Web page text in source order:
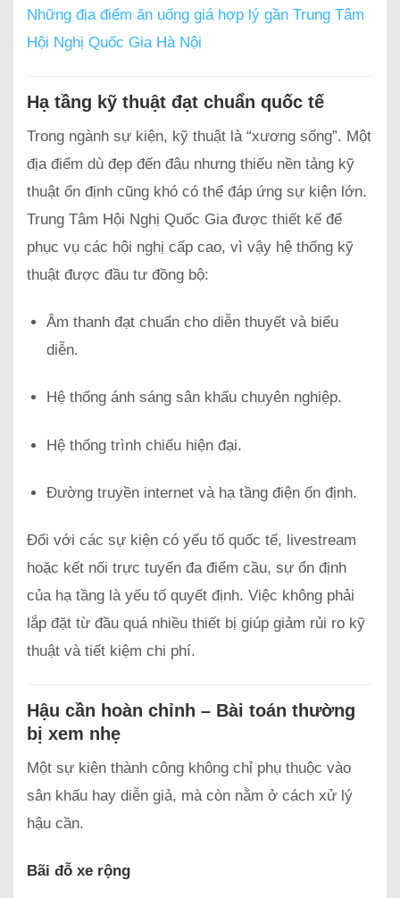
Những địa điểm ăn uống giá hợp lý gần Trung Tâm
Hội Nghị Quốc Gia Hà Nội
Hạ tầng kỹ thuật đạt chuẩn quốc tế
Trong ngành sự kiện, kỹ thuật là “xương sống”. Một
địa điểm dù đẹp đến đâu nhưng thiếu nền tảng kỹ
thuật ổn định cũng khó có thể đáp ứng sự kiện lớn.
Trung Tâm Hội Nghị Quốc Gia được thiết kế để
phục vụ các hội nghị cấp cao, vì vậy hệ thống kỹ
thuật được đầu tư đồng bộ:
Âm thanh đạt chuẩn cho diễn thuyết và biểu
diễn.
Hệ thống ánh sáng sân khấu chuyên nghiệp.
Hệ thống trình chiếu hiện đại.
Đường truyền internet và hạ tầng điện ổn định.
Đối với các sự kiện có yếu tố quốc tế, livestream
hoặc kết nối trực tuyến đa điểm cầu, sự ổn định
của hạ tầng là yếu tố quyết định. Việc không phải
lắp đặt từ đầu quá nhiều thiết bị giúp giảm rủi ro kỹ
thuật và tiết kiệm chi phí.
Hậu cần hoàn chỉnh – Bài toán thường
bị xem nhẹ
Một sự kiện thành công không chỉ phụ thuộc vào
sân khấu hay diễn giả, mà còn nằm ở cách xử lý
hậu cần.
Bãi đỗ xe rộng